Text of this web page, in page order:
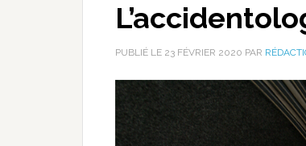
PUBLIÉ LE 23 FÉVRIER 2020 PAR